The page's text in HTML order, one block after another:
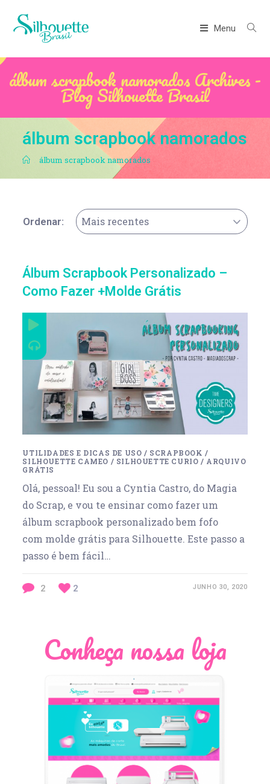
Menu
álbum scrapbook namorados Archives -
Blog Silhouette Brasil
álbum scrapbook namorados
. álbum scrapbook namorados
Ordenar: Mais recentes
Álbum Scrapbook Personalizado –
Como Fazer +Molde Grátis
UTILIDADES E DICAS DE USO / SCRAPBOOK /
SILHOUETTE CAMEO / SILHOUETTE CURIO / ARQUIVO
GRÁTIS
Olá, pessoal! Eu sou a Cyntia Castro, do Magia
do Scrap, e vou te ensinar como fazer um
álbum scrapbook personalizado bem fofo
com molde grátis para Silhouette. Este passo a
passo é bem fácil…
2 2 JUNHO 30, 2020
Conheça nossa loja
Léia Pastori